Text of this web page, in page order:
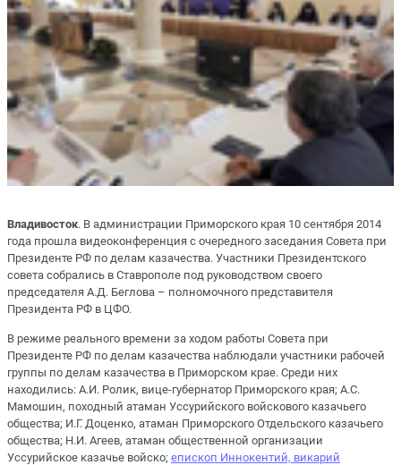
Владивосток. В администрации Приморского края 10 сентября 2014
года прошла видеоконференция с очередного заседания Совета при
Президенте РФ по делам казачества. Участники Президентского
совета собрались в Ставрополе под руководством своего
председателя А.Д. Беглова – полномочного представителя
Президента РФ в ЦФО.
В режиме реального времени за ходом работы Совета при
Президенте РФ по делам казачества наблюдали участники рабочей
группы по делам казачества в Приморском крае. Среди них
находились: А.И. Ролик, вице-губернатор Приморского края; А.С.
Мамошин, походный атаман Уссурийского войскового казачьего
общества; И.Г. Доценко, атаман Приморского Отдельского казачьего
общества; Н.И. Агеев, атаман общественной организации
Уссурийское казачье войско; епископ Иннокентий, викарий